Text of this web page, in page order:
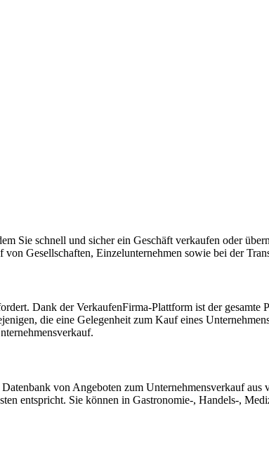
Sie schnell und sicher ein Geschäft verkaufen oder
Gesellschaften, Einzelunternehmen sowie bei der
Dank der VerkaufenFirma-Plattform ist der gesamte
die eine Gelegenheit zum Kauf eines
von Angeboten zum Unternehmensverkauf aus
entspricht. Sie können in Gastronomie-, Handels-,